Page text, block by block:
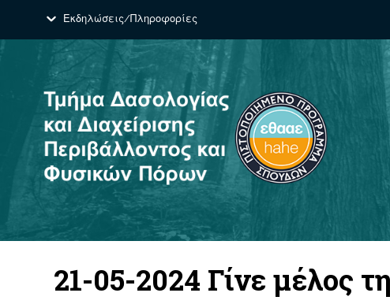
Εκδηλώσεις/Πληροφορίες
21-05-2024 Γίνε μέλος